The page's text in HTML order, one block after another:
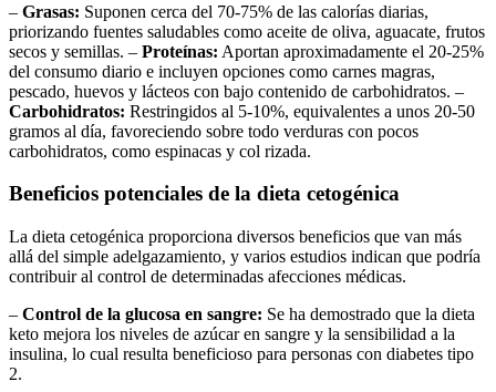
– Grasas: Suponen cerca del 70-75% de las calorías diarias,
priorizando fuentes saludables como aceite de oliva, aguacate, frutos
secos y semillas. – Proteínas: Aportan aproximadamente el 20-25%
del consumo diario e incluyen opciones como carnes magras,
pescado, huevos y lácteos con bajo contenido de carbohidratos. –
Carbohidratos: Restringidos al 5-10%, equivalentes a unos 20-50
gramos al día, favoreciendo sobre todo verduras con pocos
carbohidratos, como espinacas y col rizada.
Beneficios potenciales de la dieta cetogénica
La dieta cetogénica proporciona diversos beneficios que van más
allá del simple adelgazamiento, y varios estudios indican que podría
contribuir al control de determinadas afecciones médicas.
– Control de la glucosa en sangre: Se ha demostrado que la dieta
keto mejora los niveles de azúcar en sangre y la sensibilidad a la
insulina, lo cual resulta beneficioso para personas con diabetes tipo
2.